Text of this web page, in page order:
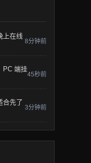
上在线
8分钟前
PC 端挂
45秒前
合先了
3分钟前